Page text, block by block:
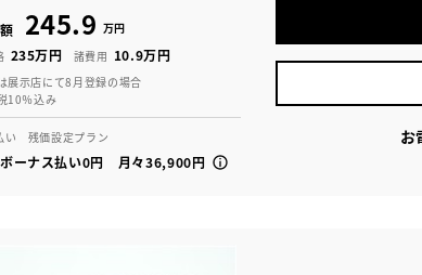
245.9 万円
235万円 諸費用 10.9万円
展示店にて8月登録の場合
10％込み
い 残価設定プラン
ーナス払い0円 月々36,900円
お